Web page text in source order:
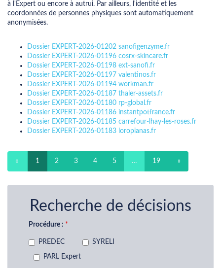
à l'Expert ou encore à autrui. Par ailleurs, l'identité et les
coordonnées de personnes physiques sont automatiquement
anonymisées.
Dossier EXPERT-2026-01202 sanofigenzyme.fr
Dossier EXPERT-2026-01196 cosrx-skincare.fr
Dossier EXPERT-2026-01198 ext-sanofi.fr
Dossier EXPERT-2026-01197 valentinos.fr
Dossier EXPERT-2026-01194 workman.fr
Dossier EXPERT-2026-01187 thaler-assets.fr
Dossier EXPERT-2026-01180 rp-global.fr
Dossier EXPERT-2026-01186 instantpotfrance.fr
Dossier EXPERT-2026-01185 carrefour-lhay-les-roses.fr
Dossier EXPERT-2026-01183 loropianas.fr
« 1 2 3 4 5 … 19 »
Recherche de décisions
Procédure :
PREDEC SYRELI
PARL Expert